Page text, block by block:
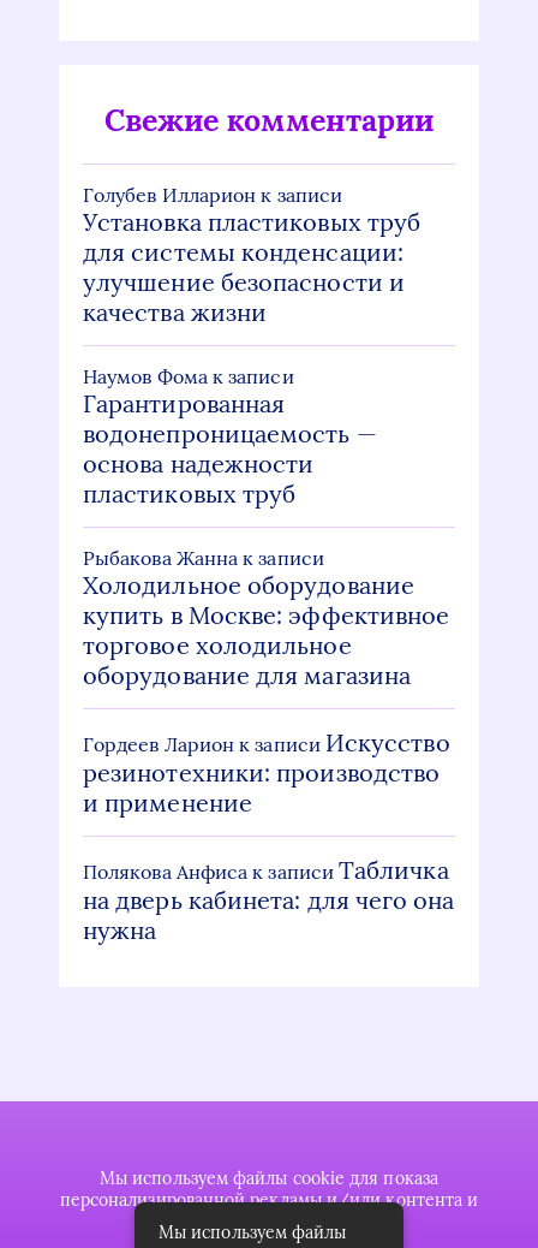
Свежие комментарии
Голубев Илларион к записи
Установка пластиковых труб
для системы конденсации:
улучшение безопасности и
качества жизни
Наумов Фома к записи
Гарантированная
водонепроницаемость —
основа надежности
пластиковых труб
Рыбакова Жанна к записи
Холодильное оборудование
купить в Москве: эффективное
торговое холодильное
оборудование для магазина
Гордеев Ларион к записи Искусство
резинотехники: производство
и применение
Полякова Анфиса к записиТабличка
на дверь кабинета: для чего она
нужна
Мы используем файлы cookie для показа
персонализированной рекламы и/или контента и
анализа нашего трафика.
Мы используем файлы